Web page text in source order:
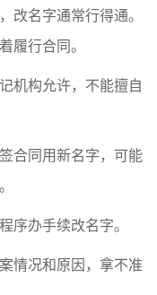
改名字通常行得通。
履行合同。
机构允许，不能擅自
合同用新名字，可能
序办手续改名字。
情况和原因，拿不准